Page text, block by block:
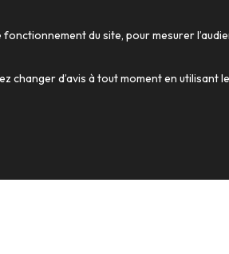
du site, pour mesurer
d’avis à tout moment en utilisant